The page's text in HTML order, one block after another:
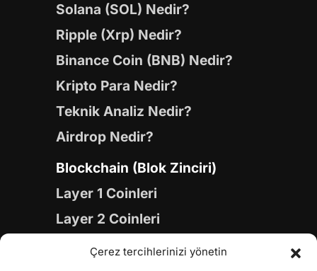
Çerez tercihlerinizi yönetin
Solana (SOL) Nedir?
Ripple (Xrp) Nedir?
Binance Coin (BNB) Nedir?
Kripto Para Nedir?
Teknik Analiz Nedir?
Airdrop Nedir?
Blockchain (Blok Zinciri)
Layer 1 Coinleri
Layer 2 Coinleri
Yapay Zeka (AI) Coinleri